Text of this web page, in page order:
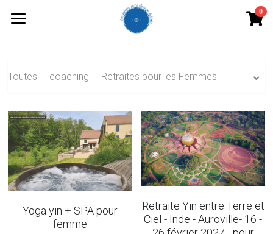
0
Le Tao
Tao de La Femme
Yoga yin
Les Ateliers du moment
Toutes coaching Retraites pour les Femmes
Yoga yin + SPA pour
femme
Retraite Yin entre Terre et
Ciel - Inde - Auroville- 16 -
×
LES CATÉGORIES DE LA BOUTIQUE